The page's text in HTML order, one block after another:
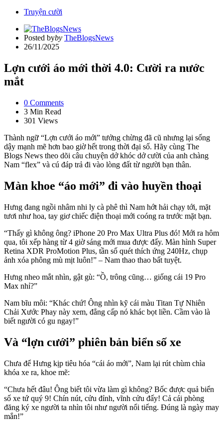
Truyện cười
Posted byby TheBlogsNews
26/11/2025
Lợn cưới áo mới thời 4.0: Cười ra nước
mắt
0 Comments
3 Min Read
301 Views
Thành ngữ “Lợn cưới áo mới” tưởng chừng đã cũ nhưng lại sống
dậy mạnh mẽ hơn bao giờ hết trong thời đại số. Hãy cùng The
Blogs News theo dõi câu chuyện dở khóc dở cười của anh chàng
Nam “flex” và cú đáp trả đi vào lòng đất từ người bạn thân.
Màn khoe “áo mới” đi vào huyền thoại
Hưng đang ngồi nhâm nhi ly cà phê thì Nam hớt hải chạy tới, mặt
tươi như hoa, tay giơ chiếc điện thoại mới coóng ra trước mặt bạn.
“Thấy gì không ông? iPhone 20 Pro Max Ultra Plus đó! Mới ra hôm
qua, tôi xếp hàng từ 4 giờ sáng mới mua được đấy. Màn hình Super
Retina XDR ProMotion Plus, tần số quét thích ứng 240Hz, chụp
ảnh xóa phông mù mịt luôn!” – Nam thao thao bất tuyệt.
Hưng nheo mắt nhìn, gật gù: “Ồ, trông cũng… giống cái 19 Pro
Max nhỉ?”
Nam bĩu môi: “Khác chứ! Ông nhìn kỹ cái màu Titan Tự Nhiên
Chải Xước Phay này xem, đẳng cấp nó khác bọt liền. Cầm vào là
biết người có gu ngay!”
Và “lợn cưới” phiên bản biển số xe
Chưa để Hưng kịp tiêu hóa “cái áo mới”, Nam lại rút chùm chìa
khóa xe ra, khoe mẽ:
“Chưa hết đâu! Ông biết tôi vừa làm gì không? Bốc được quả biển
số xe tứ quý 9! Chín nút, cửu đỉnh, vĩnh cửu đấy! Cả cái phòng
đăng ký xe người ta nhìn tôi như người nổi tiếng. Đúng là ngày may
mắn!”